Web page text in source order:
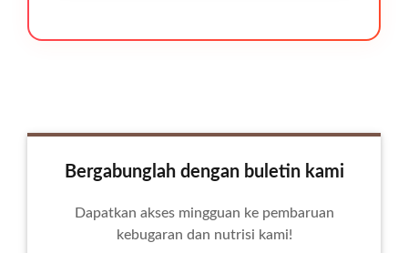
Bergabunglah dengan buletin kami
Dapatkan akses mingguan ke pembaruan
kebugaran dan nutrisi kami!